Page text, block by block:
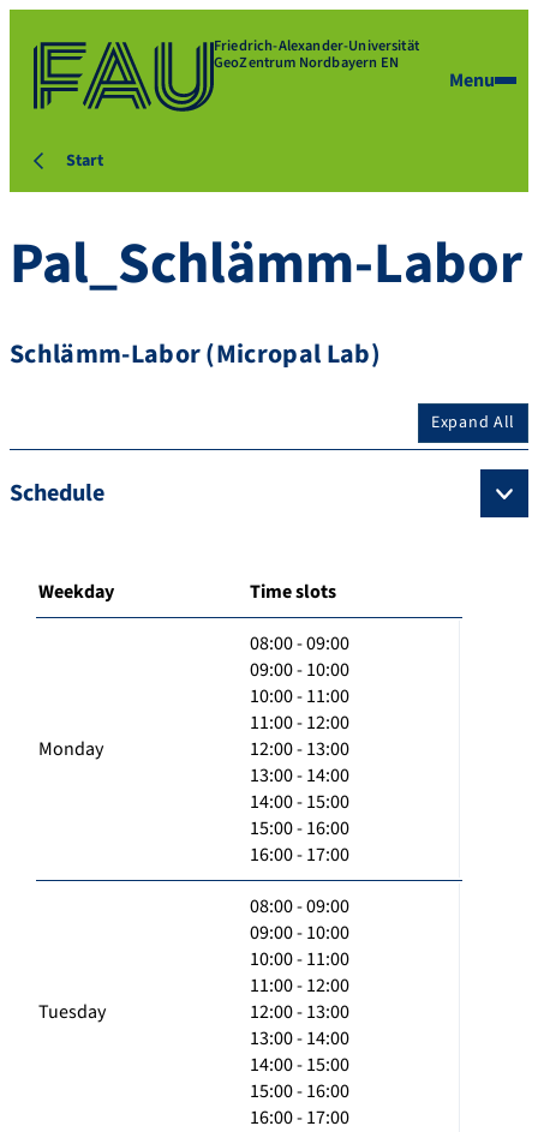
Friedrich-Alexander-Universität
GeoZentrum Nordbayern EN
Menu
Start
Pal_Schlämm-Labor
Schlämm-Labor (Micropal Lab)
Expand All
Schedule
Weekday Time slots
Monday
08:00 - 09:00
09:00 - 10:00
10:00 - 11:00
11:00 - 12:00
12:00 - 13:00
13:00 - 14:00
14:00 - 15:00
15:00 - 16:00
16:00 - 17:00
Tuesday
08:00 - 09:00
09:00 - 10:00
10:00 - 11:00
11:00 - 12:00
12:00 - 13:00
13:00 - 14:00
14:00 - 15:00
15:00 - 16:00
16:00 - 17:00